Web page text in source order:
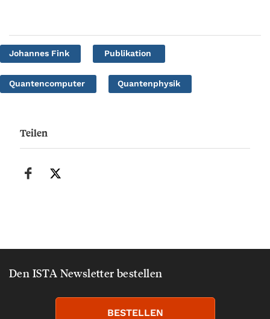
Johannes Fink Publikation
Quantencomputer Quantenphysik
Teilen
Den ISTA Newsletter bestellen
BESTELLEN